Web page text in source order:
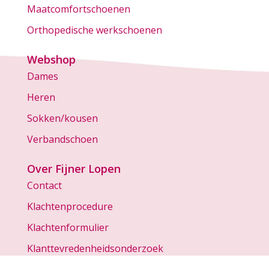
Maatcomfortschoenen
Orthopedische werkschoenen
Webshop
Dames
Heren
Sokken/kousen
Verbandschoen
Over Fijner Lopen
Contact
Klachtenprocedure
Klachtenformulier
Klanttevredenheidsonderzoek